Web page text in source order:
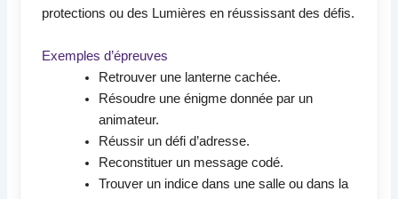
protections ou des Lumières en réussissant des défis.
Exemples d’épreuves
Retrouver une lanterne cachée.
Résoudre une énigme donnée par un
animateur.
Réussir un défi d’adresse.
Reconstituer un message codé.
Trouver un indice dans une salle ou dans la